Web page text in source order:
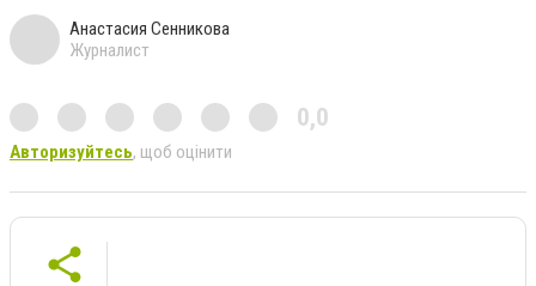
Анастасия Сенникова
Журналист
0,0
Авторизуйтесь, щоб оцінити